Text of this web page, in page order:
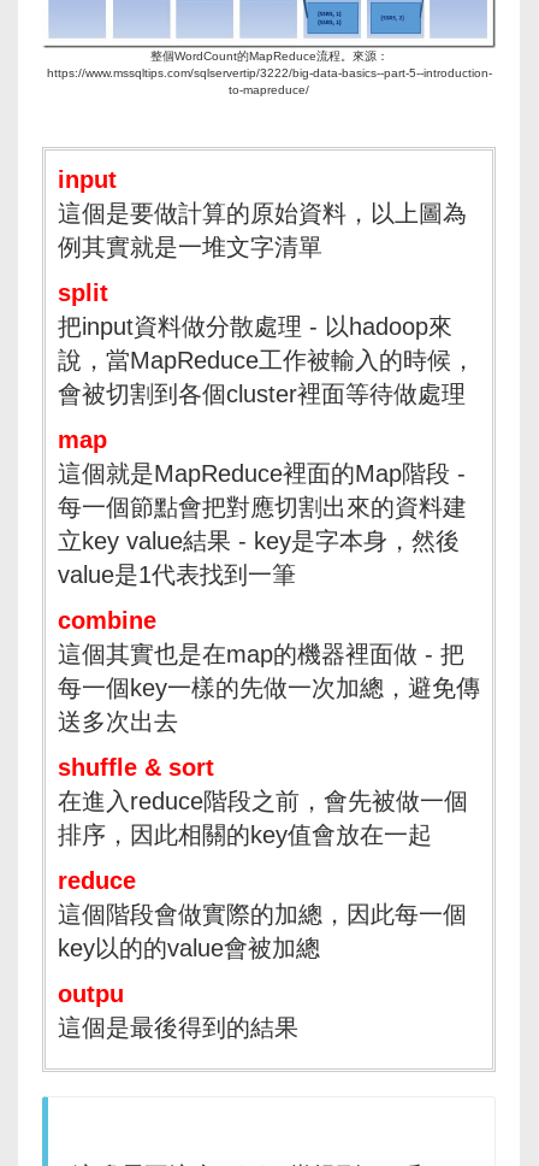
整個WordCount的MapReduce流程。來源：
https://www.mssqltips.com/sqlservertip/3222/big-data-basics--part-5--introduction-
to-mapreduce/
input
這個是要做計算的原始資料，以上圖為
例其實就是一堆文字清單
split
把input資料做分散處理 - 以hadoop來
說，當MapReduce工作被輸入的時候，
會被切割到各個cluster裡面等待做處理
map
這個就是MapReduce裡面的Map階段 -
每一個節點會把對應切割出來的資料建
立key value結果 - key是字本身，然後
value是1代表找到一筆
combine
這個其實也是在map的機器裡面做 - 把
每一個key一樣的先做一次加總，避免傳
送多次出去
shuffle & sort
在進入reduce階段之前，會先被做一個
排序，因此相關的key值會放在一起
reduce
這個階段會做實際的加總，因此每一個
key以的的value會被加總
outpu
這個是最後得到的結果